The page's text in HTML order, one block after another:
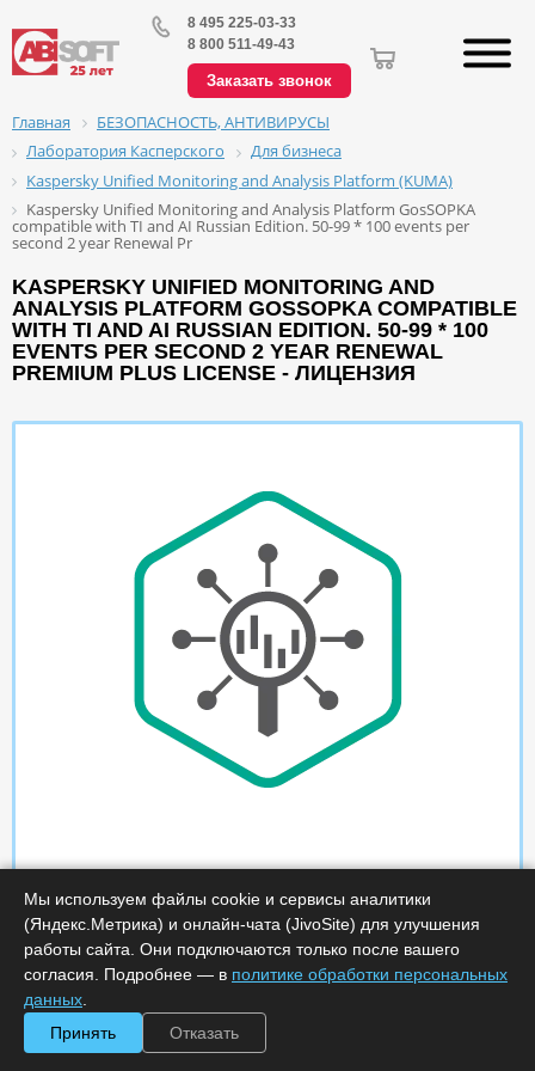
8 495 225-03-33
8 800 511-49-43
Заказать звонок
Главная
БЕЗОПАСНОСТЬ, АНТИВИРУСЫ
Лаборатория Касперского
Для бизнеса
Kaspersky Unified Monitoring and Analysis Platform (KUMA)
Kaspersky Unified Monitoring and Analysis Platform GosSOPKA
compatible with TI and AI Russian Edition. 50-99 * 100 events per
second 2 year Renewal Pr
KASPERSKY UNIFIED MONITORING AND
ANALYSIS PLATFORM GOSSOPKA COMPATIBLE
WITH TI AND AI RUSSIAN EDITION. 50-99 * 100
EVENTS PER SECOND 2 YEAR RENEWAL
PREMIUM PLUS LICENSE - ЛИЦЕНЗИЯ
Мы используем файлы cookie и сервисы аналитики
(Яндекс.Метрика) и онлайн-чата (JivoSite) для улучшения
работы сайта. Они подключаются только после вашего
согласия. Подробнее — в политике обработки персональных
данных
Принять
Отказать